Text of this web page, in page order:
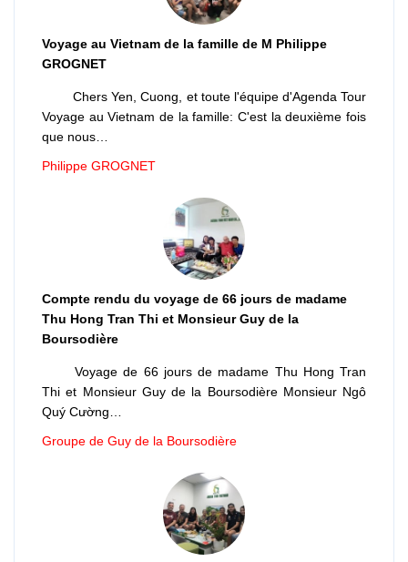
Voyage au Vietnam de la famille de M Philippe
GROGNET
Chers Yen, Cuong, et toute l'équipe d'Agenda Tour
Voyage au Vietnam de la famille: C'est la deuxième fois
que nous…
Philippe GROGNET
Compte rendu du voyage de 66 jours de madame
Thu Hong Tran Thi et Monsieur Guy de la
Boursodière
Voyage de 66 jours de madame Thu Hong Tran
Thi et Monsieur Guy de la Boursodière Monsieur Ngô
Quý Cường…
Groupe de Guy de la Boursodière